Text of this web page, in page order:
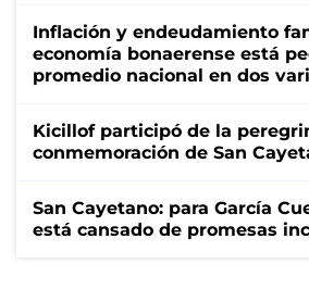
Inflación y endeudamiento
economía bonaerense está
promedio nacional en dos
Kicillof participó de la
conmemoración de San
San Cayetano: para García
está cansado de promesas